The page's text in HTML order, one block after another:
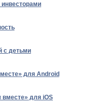
с детьми
для Android
для iOS